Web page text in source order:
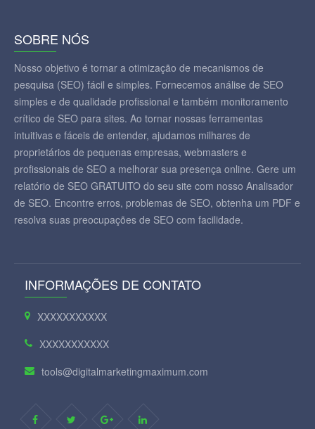
SOBRE NÓS
Nosso objetivo é tornar a otimização de mecanismos de
pesquisa (SEO) fácil e simples. Fornecemos análise de SEO
simples e de qualidade profissional e também monitoramento
crítico de SEO para sites. Ao tornar nossas ferramentas
intuitivas e fáceis de entender, ajudamos milhares de
proprietários de pequenas empresas, webmasters e
profissionais de SEO a melhorar sua presença online. Gere um
relatório de SEO GRATUITO do seu site com nosso Analisador
de SEO. Encontre erros, problemas de SEO, obtenha um PDF e
resolva suas preocupações de SEO com facilidade.
INFORMAÇÕES DE CONTATO
XXXXXXXXXXX
XXXXXXXXXXX
tools@digitalmarketingmaximum.com